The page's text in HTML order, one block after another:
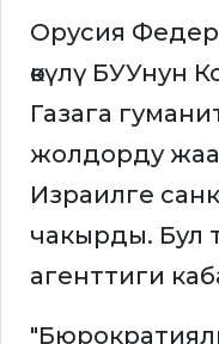
Орусия
өкүлү БУУнун
Газага
жолдорду
Израилге
чакырды. Бул
агенттиги